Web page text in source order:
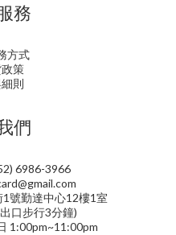
務
方式
策
則
們
6986-3966
號勤達中心12樓1室
口步行3分鐘)
1:00pm~11:00pm